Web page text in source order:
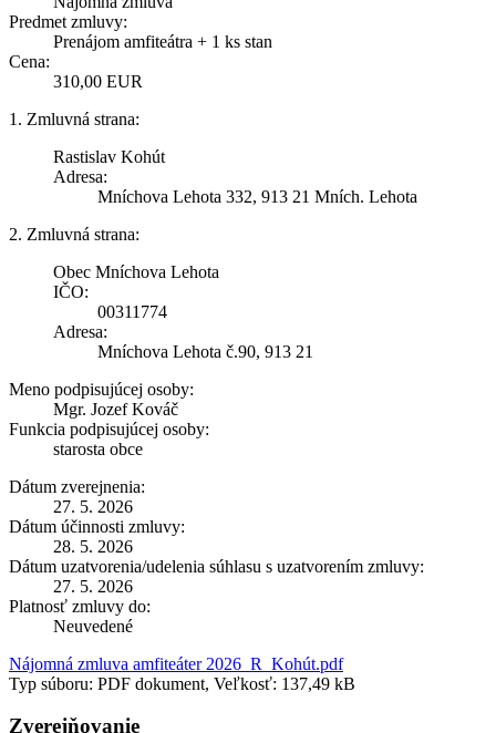
Predmet zmluvy:
Prenájom amfiteátra + 1 ks stan
Cena:
310,00 EUR
1. Zmluvná strana:
Rastislav Kohút
Adresa:
Mníchova Lehota 332, 913 21 Mních. Lehota
2. Zmluvná strana:
Obec Mníchova Lehota
IČO:
00311774
Adresa:
Mníchova Lehota č.90, 913 21
Meno podpisujúcej osoby:
Mgr. Jozef Kováč
Funkcia podpisujúcej osoby:
starosta obce
Dátum zverejnenia:
27. 5. 2026
Dátum účinnosti zmluvy:
28. 5. 2026
Dátum uzatvorenia/udelenia súhlasu s uzatvorením zmluvy:
27. 5. 2026
Platnosť zmluvy do:
Neuvedené
Nájomná zmluva amfiteáter 2026_R_Kohút.pdf
Typ súboru: PDF dokument, Veľkosť: 137,49 kB
Zverejňovanie